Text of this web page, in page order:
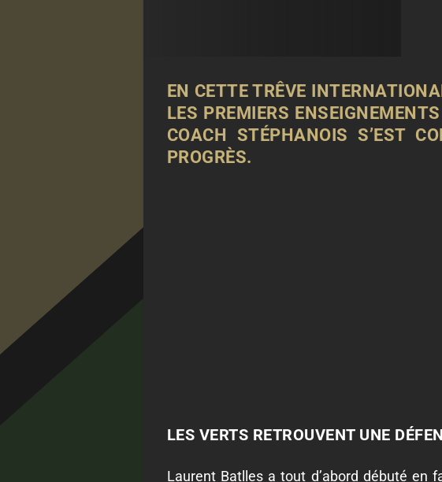
EN CETTE TRÊVE
LES PREMIERS
COACH STÉPHANOIS S’EST
PROGRÈS.
LES VERTS RETROUVENT UNE
Laurent Batlles a tout d’abord débuté en